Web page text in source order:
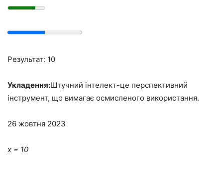
Результат: 10
Укладення:Штучний інтелект-це перспективний
інструмент, що вимагає осмисленого використання.
26 жовтня 2023
x = 10